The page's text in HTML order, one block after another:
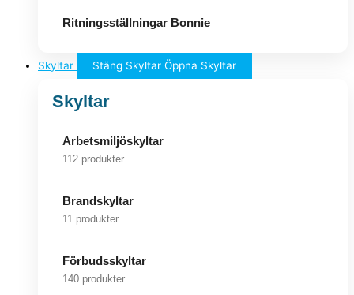
Ritningsställningar Bonnie
Skyltar Stäng Skyltar Öppna Skyltar
Skyltar
Arbetsmiljöskyltar
112 produkter
Brandskyltar
11 produkter
Förbudsskyltar
140 produkter